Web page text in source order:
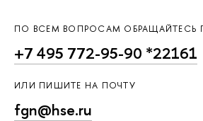
ПО ВСЕМ ВОПРОСАМ ОБРАЩАЙТЕСЬ
+7 495 772-95-90 *22161
ИЛИ ПИШИТЕ НА ПОЧТУ
fgn@hse.ru